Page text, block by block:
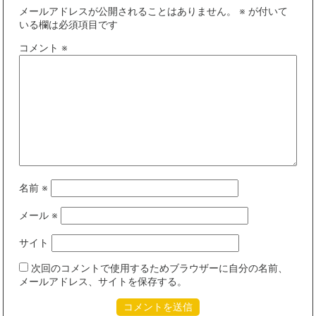
メールアドレスが公開されることはありません。 ※ が付いて
いる欄は必須項目です
コメント ※
名前 ※
メール ※
サイト
次回のコメントで使用するためブラウザーに自分の名前、
メールアドレス、サイトを保存する。